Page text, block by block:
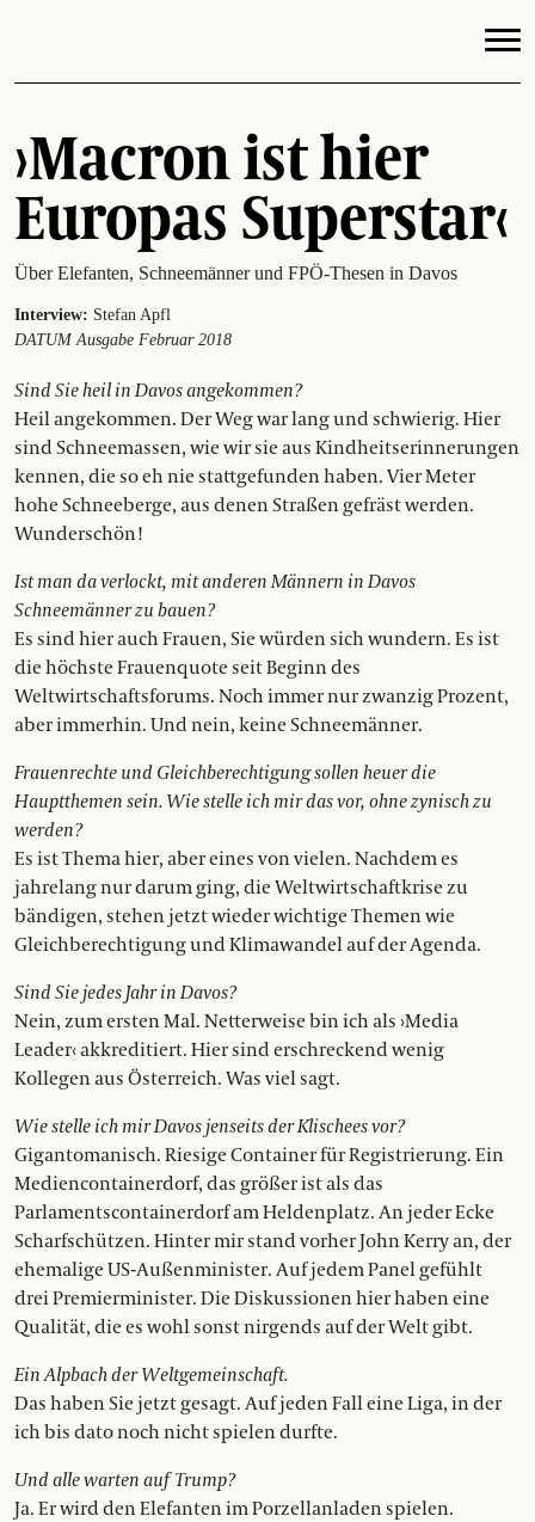
›Macron ist hier
Europas Superstar‹
Über Elefanten, Schneemänner und FPÖ-Thesen in Davos
Interview: Stefan Apfl
DATUM Ausgabe Februar 2018
Sind Sie heil in Davos angekommen?
Heil angekommen. Der Weg war lang und schwierig. Hier
sind Schneemassen, wie wir sie aus Kindheitserinnerungen
kennen, die so eh nie stattgefunden haben. Vier Meter
hohe Schneeberge, aus denen Straßen gefräst werden.
Wunderschön!
Ist man da verlockt, mit anderen Männern in Davos
Schneemänner zu bauen?
Es sind hier auch Frauen, Sie würden sich wundern. Es ist
die höchste Frauenquote seit Beginn des
Weltwirtschaftsforums. Noch immer nur zwanzig Prozent,
aber immerhin. Und nein, keine Schneemänner.
Frauenrechte und Gleichberechtigung sollen heuer die
Hauptthemen sein. Wie stelle ich mir das vor, ohne zynisch zu
werden?
Es ist Thema hier, aber eines von vielen. Nachdem es
jahrelang nur darum ging, die Weltwirtschaftkrise zu
bändigen, stehen jetzt wieder wichtige Themen wie
Gleichberechtigung und Klimawandel auf der Agenda.
Sind Sie jedes Jahr in Davos?
Nein, zum ersten Mal. Netterweise bin ich als ›Media
Leader‹ akkreditiert. Hier sind erschreckend wenig
Kollegen aus Österreich. Was viel sagt.
Wie stelle ich mir Davos jenseits der ­Klischees vor?
Gigantomanisch. Riesige Container für Registrierung. Ein
Mediencontainerdorf, das größer ist als das
Parlamentscontainerdorf am Heldenplatz. An jeder Ecke
Scharfschützen. Hinter mir stand vorher John Kerry an, der
ehemalige US-Außenminister. Auf jedem Panel gefühlt
drei Premierminister. Die Diskussionen hier haben eine
Qualität, die es wohl sonst nirgends auf der Welt gibt.
Ein Alpbach der Weltgemeinschaft.
Das haben Sie jetzt gesagt. Auf jeden Fall eine Liga, in der
ich bis dato noch nicht spielen durfte.
Und alle warten auf Trump?
Ja. Er wird den Elefanten im Porzellanladen spielen.